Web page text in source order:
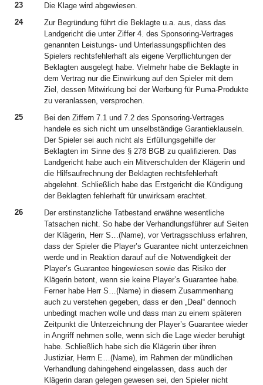
23
Die Klage wird abgewiesen.
24
Zur Begründung führt die Beklagte u.a. aus, dass das
Landgericht die unter Ziffer 4. des Sponsoring-Vertrages
genannten Leistungs- und Unterlassungspflichten des
Spielers rechtsfehlerhaft als eigene Verpflichtungen der
Beklagten ausgelegt habe. Vielmehr habe die Beklagte in
dem Vertrag nur die Einwirkung auf den Spieler mit dem
Ziel, dessen Mitwirkung bei der Werbung für Puma-Produkte
zu veranlassen, versprochen.
25
Bei den Ziffern 7.1 und 7.2 des Sponsoring-Vertrages
handele es sich nicht um unselbständige Garantieklauseln.
Der Spieler sei auch nicht als Erfüllungsgehilfe der
Beklagten im Sinne des § 278 BGB zu qualifizieren. Das
Landgericht habe auch ein Mitverschulden der Klägerin und
die Hilfsaufrechnung der Beklagten rechtsfehlerhaft
abgelehnt. Schließlich habe das Erstgericht die Kündigung
der Beklagten fehlerhaft für unwirksam erachtet.
26
Der erstinstanzliche Tatbestand erwähne wesentliche
Tatsachen nicht. So habe der Verhandlungsführer auf Seiten
der Klägerin, Herr S…(Name), vor Vertragsschluss erfahren,
dass der Spieler die Player’s Guarantee nicht unterzeichnen
werde und in Reaktion darauf auf die Notwendigkeit der
Player’s Guarantee hingewiesen sowie das Risiko der
Klägerin betont, wenn sie keine Player’s Guarantee habe.
Ferner habe Herr S…(Name) in diesem Zusammenhang
auch zu verstehen gegeben, dass er den „Deal“ dennoch
unbedingt machen wolle und dass man zu einem späteren
Zeitpunkt die Unterzeichnung der Player’s Guarantee wieder
in Angriff nehmen solle, wenn sich die Lage wieder beruhigt
habe. Schließlich habe sich die Klägerin über ihren
Justiziar, Herrn E…(Name), im Rahmen der mündlichen
Verhandlung dahingehend eingelassen, dass auch der
Klägerin daran gelegen gewesen sei, den Spieler nicht